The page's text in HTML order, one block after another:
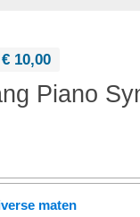
€ 10,00
Piano
maten